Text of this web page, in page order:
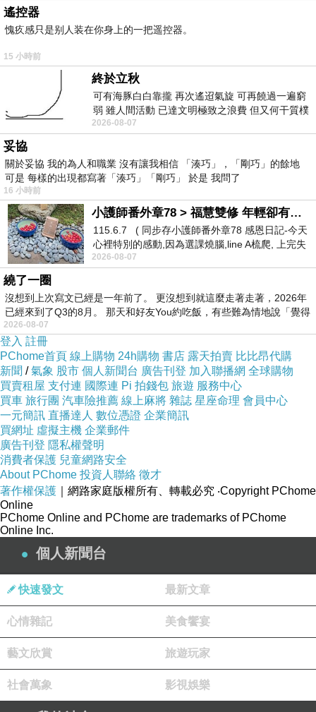
沒想到一不小心就成功了 .
然後欲罷不能的一直煮一直煮一直煮 ...
閒來無事滷一鍋 , 老公小孩都非常興奮 . :)
這是一個非常簡單, 可是看起來很厲害的菜 .
給菲比無限個讚 .
遙控器
愧疚感只是别人装在你身上的一把遥控器。
15 小時前
終於立秋
可有海豚白白靠攏 再次遙迢氣旋 可再饒過一遍窮
弱 雖人間活動 已達文明極致之浪費 但又何干質樸
者 只能白白陪葬
2026-08-07
妥協
關於妥協 我的為人和職業 沒有讓我相信 「湊巧」，「剛巧」的餘地
可是 每樣的出現都寫著「湊巧」「剛巧」 於是 我問了
16 小時前
小護師番外章78 > 福慧雙修 年輕卻有個老靈魂 ㄑ金剛經〉podcast
115.6.7 ( 同步存小護師番外章78 感恩日記-今天
心裡特別的感動,因為選課燒腦,line A梳爬, 上完失
智課的她,特來傾
2026-08-07
繞了一圈
沒想到上次寫文已經是一年前了。 更沒想到就這麼走著走著，2026年
已經來到了Q3的8月。 那天和好友You約吃飯，有些難為情地說「覺得
2026-08-07
登入 註冊
PChome首頁 線上購物 24h購物 書店 露天拍賣 比比昂代購
新聞 /氣象 股市 個人新聞台 廣告刊登 加入聯播網 全球購物
買賣租屋 支付連 國際連 Pi 拍錢包 旅遊 服務中心
買車 旅行團 汽車險推薦 線上麻將 雜誌 星座命理 會員中心
一元簡訊 直播達人 數位憑證 企業簡訊
買網址 虛擬主機 企業郵件
廣告刊登 隱私權聲明
消費者保護 兒童網路安全
About PChome 投資人聯絡 徵才
著作權保護 ｜網路家庭版權所有、轉載必究 ‧Copyright PChome
Online
PChome Online and PChome are trademarks of PChome
Online Inc.
個人新聞台
快速發文 最新文章
心情雜記 美食饗宴
藝文欣賞 旅遊玩家
社會萬象 影視娛樂